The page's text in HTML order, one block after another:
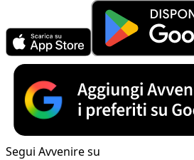
Segui Avvenire su